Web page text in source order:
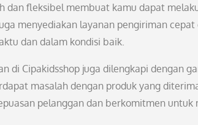
dan fleksibel membuat kamu dapat
menyediakan layanan pengiriman
dan dalam kondisi baik.
di Cipakidsshop juga dilengkapi dengan
masalah dengan produk yang
pelanggan dan berkomitmen